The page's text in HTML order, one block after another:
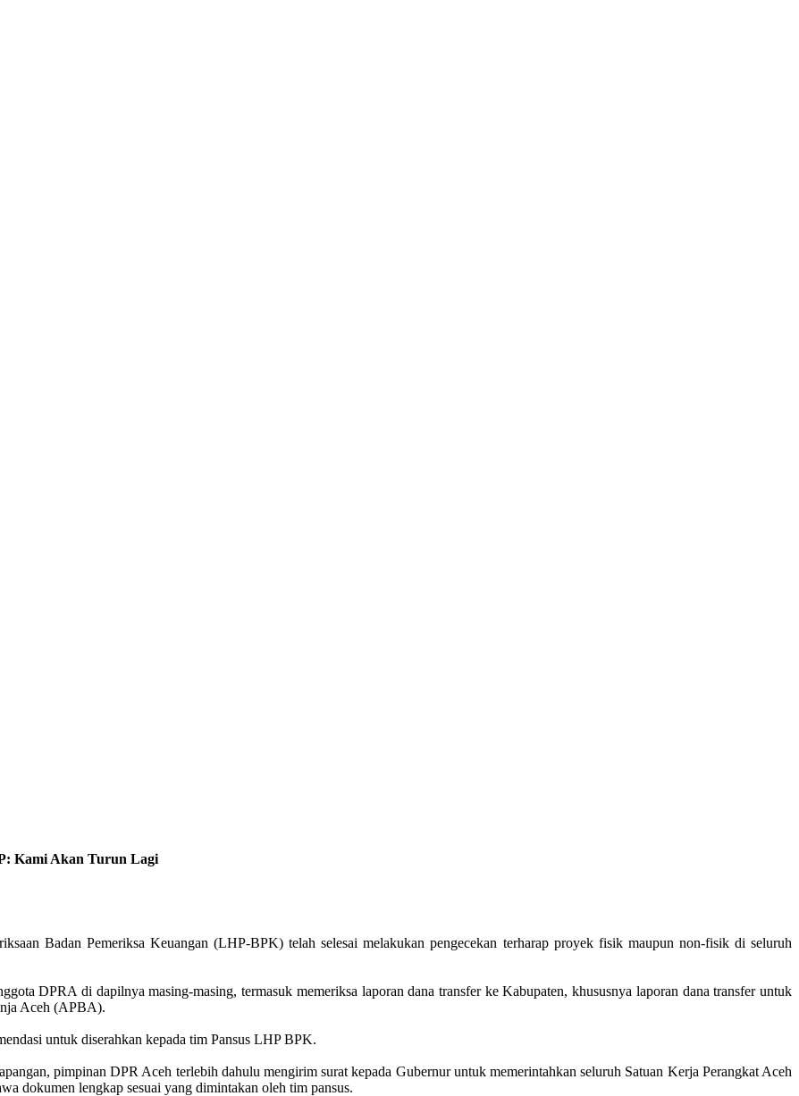
Kami Akan Turun Lagi
Badan Pemeriksa Keuangan (LHP-BPK) telah selesai melakukan pengecekan terharap proyek fisik maupun non-fisik di seluruh
DPRA di dapilnya masing-masing, termasuk memeriksa laporan dana transfer ke Kabupaten, khususnya laporan dana transfer untuk
Aceh (APBA).
untuk diserahkan kepada tim Pansus LHP BPK.
pimpinan DPR Aceh terlebih dahulu mengirim surat kepada Gubernur untuk memerintahkan seluruh Satuan Kerja Perangkat Aceh
dokumen lengkap sesuai yang dimintakan oleh tim pansus.